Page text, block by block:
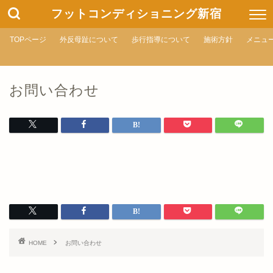
フットコンディショニング新宿
TOPページ 外反母趾について 歩行指導について 施術方針 メニュ
お問い合わせ
HOME お問い合わせ